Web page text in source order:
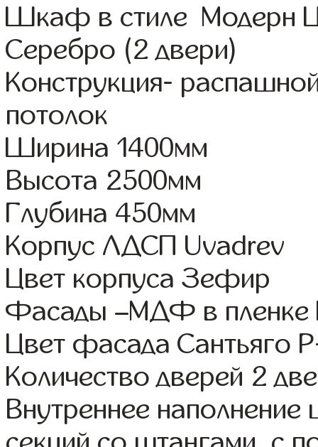
Шкаф в стиле Модерн
Серебро (2 двери)
Конструкция-
потолок
Ширина 1400мм
Высота 2500мм
Глубина 450мм
Корпус ЛДСП Uvadrev
Цвет корпуса Зефир
Фасады –МДФ в пленке
Цвет фасада Сантьяго
Количество дверей 2
Внутреннее